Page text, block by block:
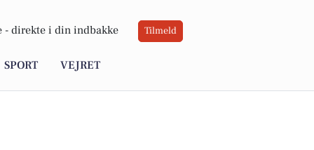
- direkte i din indbakke Tilmeld
SPORT VEJRET